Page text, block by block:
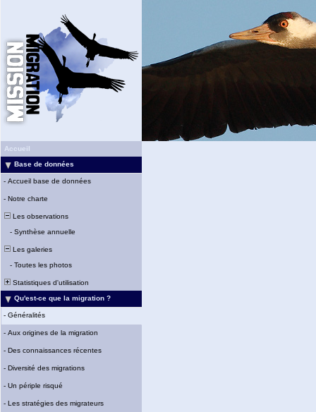
Accueil
Base de données
- Accueil base de données
- Notre charte
Les observations
- Synthèse annuelle
Les galeries
- Toutes les photos
Statistiques d'utilisation
Qu'est-ce que la migration ?
- Généralités
- Aux origines de la migration
- Des connaissances récentes
- Diversité des migrations
- Un périple risqué
- Les stratégies des migrateurs